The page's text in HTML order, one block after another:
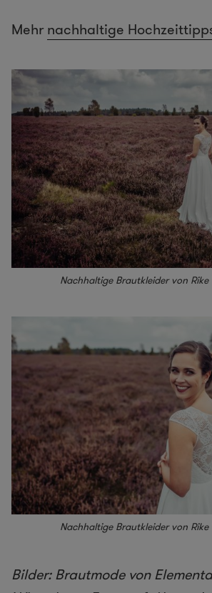
Mehr nachhaltige
Nachhaltige Brautkleider von
Nachhaltige Brautkleider von
Bilder: Brautmode von